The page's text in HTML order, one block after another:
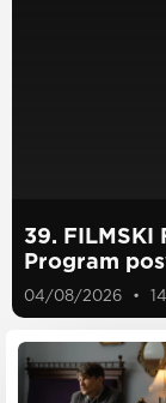
39. FILMSKI
Program
04/08/2026